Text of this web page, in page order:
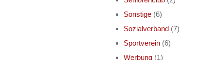
Sonstige(6)
Sozialverband(7)
Sportverein(6)
Werbung(1)